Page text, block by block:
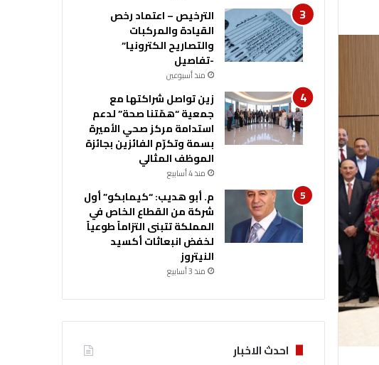
الترخيص – اعتماد رخص
القيادة والمركبات
والتصاريح الكترونيا”
-تفاصيل
منذ أسبوعين
زين تواصل شراكتها مع
جمعية “همّتنا صحة” لدعم
استدامة مركز صحي الأميرة
بسمة وتكرّم الفائزين بجائزة
الموظف المثالي
منذ 4 أسابيع
م. أبو هديب: “كيمابكو” أول
شركة من القطاع الخاص في
المملكة تتبنى التزاماً طوعياً
لخفض انبعاثات أكسيد
النيتروز
منذ 3 أسابيع
احدث الاخبار